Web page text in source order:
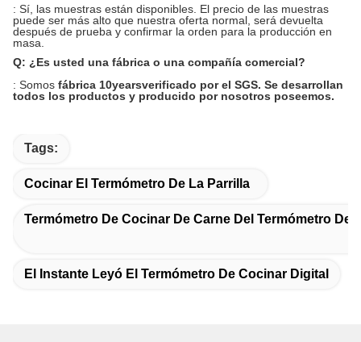
: Sí, las muestras están disponibles. El precio de las muestras
puede ser más alto que nuestra oferta normal, será devuelta
después de prueba y confirmar la orden para la producción en
masa.
Q: ¿Es usted una fábrica o una compañía comercial?
: Somos fábrica 10yearsverificado por el SGS. Se desarrollan
todos los productos y producido por nosotros poseemos.
Tags:
Cocinar El Termómetro De La Parrilla
Termómetro De Cocinar De Carne Del Termómetro De
El Instante Leyó El Termómetro De Cocinar Digital